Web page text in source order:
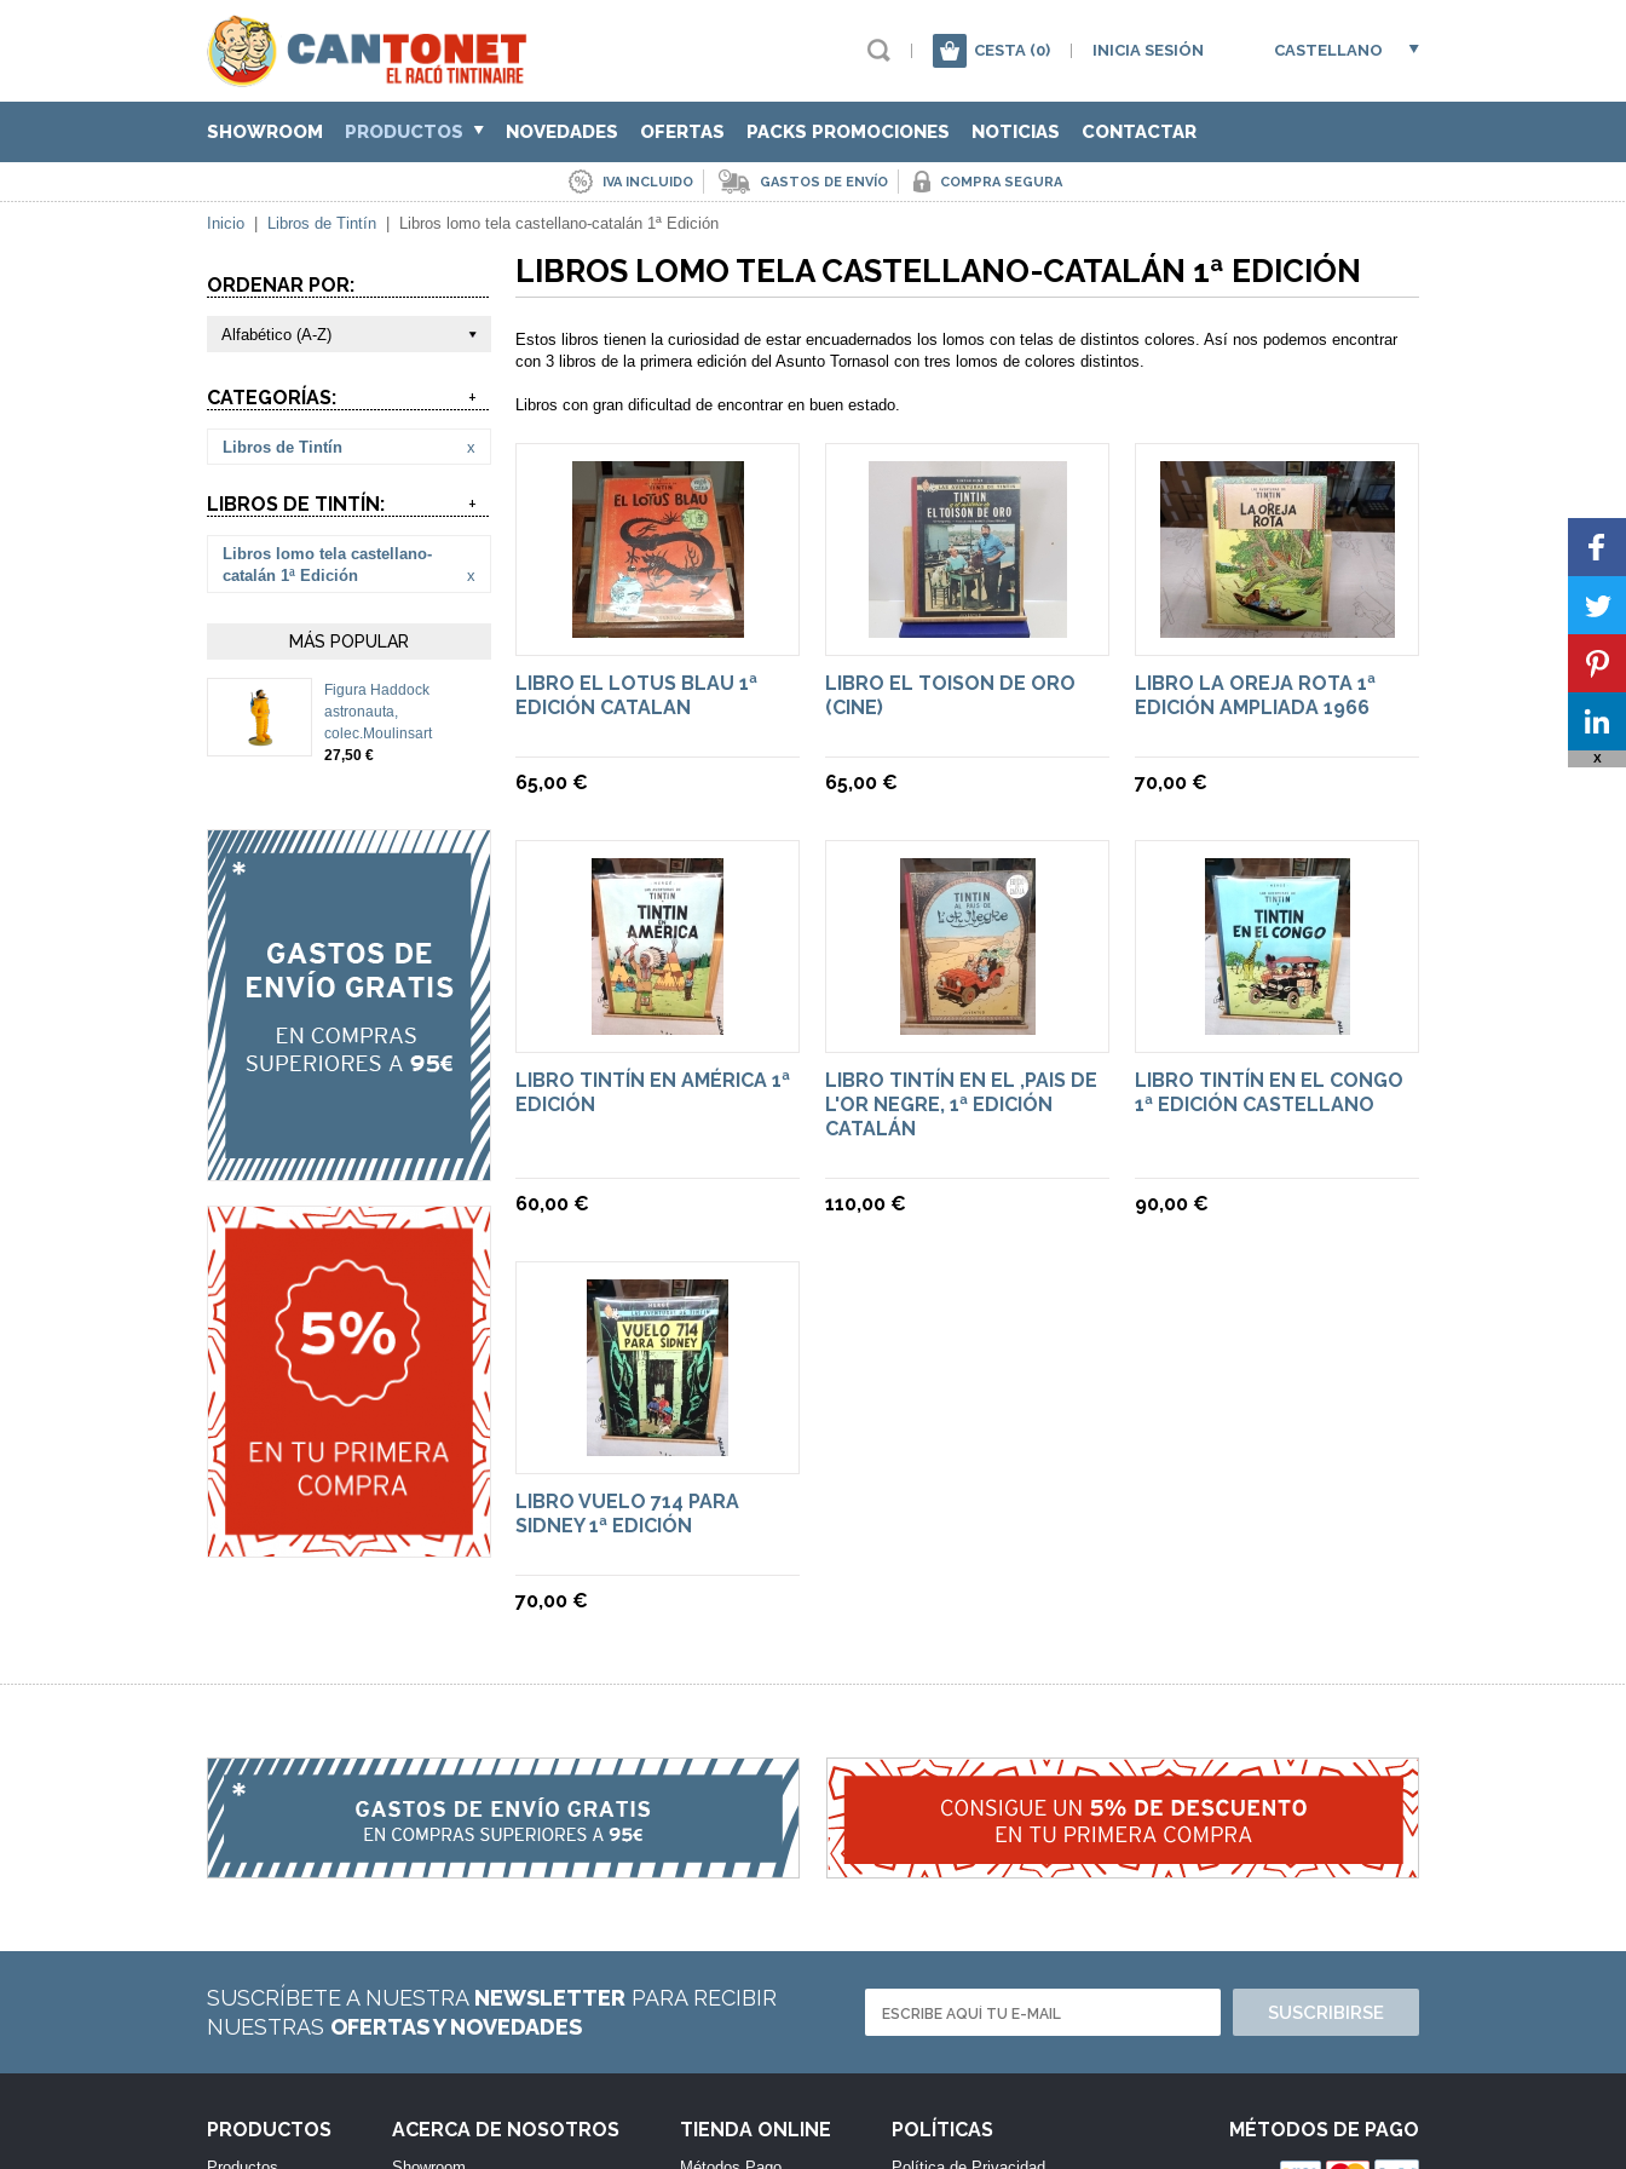
CESTA (0) INICIA SESIÓN CASTELLANO
SHOWROOM PRODUCTOS NOVEDADES OFERTAS PACKS PROMOCIONES NOTICIAS CONTACTAR
IVA INCLUIDO GASTOS DE ENVÍO COMPRA SEGURA
Inicio Libros de Tintín Libros lomo tela castellano-catalán 1ª Edición
ORDENAR POR:
Alfabético (A-Z)
CATEGORÍAS: +
Libros de Tintín x
LIBROS DE TINTÍN: +
Libros lomo tela castellano-
catalán 1ª Edición
x
MÁS POPULAR
Figura Haddock
astronauta,
colec.Moulinsart
27,50 €
LIBROS LOMO TELA CASTELLANO-CATALÁN 1ª EDICIÓN
Estos libros tienen la curiosidad de estar encuadernados los lomos con telas de distintos colores. Así nos podemos encontrar
con 3 libros de la primera edición del Asunto Tornasol con tres lomos de colores distintos.
Libros con gran dificultad de encontrar en buen estado.
LIBRO EL LOTUS BLAU 1ª
EDICIÓN CATALAN
65,00 €
LIBRO EL TOISON DE ORO
(CINE)
65,00 €
LIBRO LA OREJA ROTA 1ª
EDICIÓN AMPLIADA 1966
70,00 €
LIBRO TINTÍN EN AMÉRICA 1ª
EDICIÓN
60,00 €
LIBRO TINTÍN EN EL ,PAIS DE
L'OR NEGRE, 1ª EDICIÓN
CATALÁN
110,00 €
LIBRO TINTÍN EN EL CONGO
1ª EDICIÓN CASTELLANO
90,00 €
LIBRO VUELO 714 PARA
SIDNEY 1ª EDICIÓN
70,00 €
SUSCRÍBETE A NUESTRA NEWSLETTER PARA RECIBIR
NUESTRAS OFERTAS Y NOVEDADES
SUSCRIBIRSE
PRODUCTOS ACERCA DE NOSOTROS TIENDA ONLINE POLÍTICAS MÉTODOS DE PAGO
X